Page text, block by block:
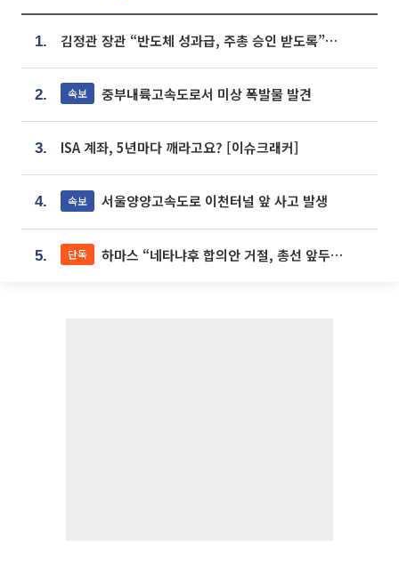
1. 김정관 장관 “반도체 성과급, 주총 승인 받도록”…상법·자본시장법 개정 시사
2. 속보 중부내륙고속도로서 미상 폭발물 발견
3. ISA 계좌, 5년마다 깨라고요? [이슈크래커]
4. 속보 서울양양고속도로 이천터널 앞 사고 발생
5. 단독 하마스 “네타냐후 합의안 거절, 총선 앞두고 시간 끌기”